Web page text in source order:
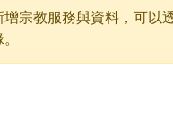
德，一同回到北投土地
德蒞臨參香祝壽，同沐
善念與功德，迴向冥
・慎終追遠・廣植福田
增宗教服務與資料，可以